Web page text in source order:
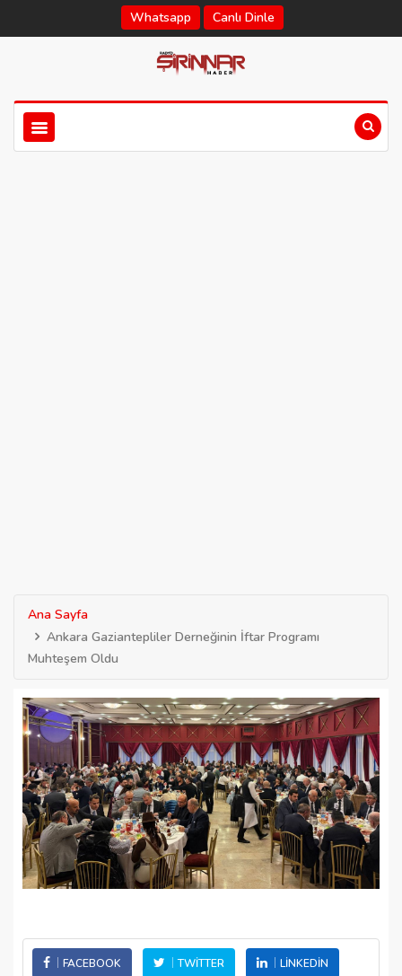
Whatsapp Canlı Dinle
Ana Sayfa
Ankara Gaziantepliler Derneğinin İftar Programı
Muhteşem Oldu
FACEBOOK TWITTER LINKEDIN